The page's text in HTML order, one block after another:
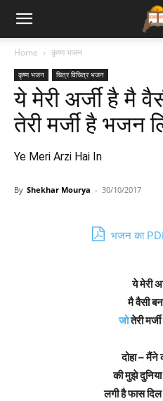
Bhajan
Lyrics
Home कृष्ण भजन
कृष्ण भजन चित्र विचित्र भजन
ये मेरी अर्जी है मै
तेरी मर्जी है भजन
Ye Meri Arzi Hai In
By Shekhar Mourya - 30/10/2017
भजन का
ये मेरी
मै वैसी
जोतेरी
दोहा –
की मुझे
लगी है फास